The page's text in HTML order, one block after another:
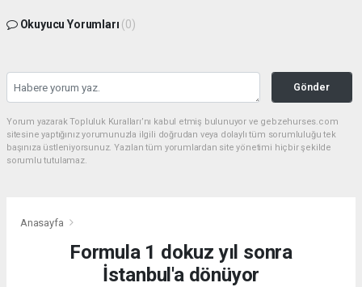
Okuyucu Yorumları (0)
Gönder
Yorum yazarak Topluluk Kuralları’nı kabul etmiş bulunuyor ve gebzehurses.com
sitesine yaptığınız yorumunuzla ilgili doğrudan veya dolaylı tüm sorumluluğu tek
başınıza üstleniyorsunuz. Yazılan tüm yorumlardan site yönetimi hiçbir şekilde
sorumlu tutulamaz.
Anasayfa
Formula 1 dokuz yıl sonra
İstanbul'a dönüyor